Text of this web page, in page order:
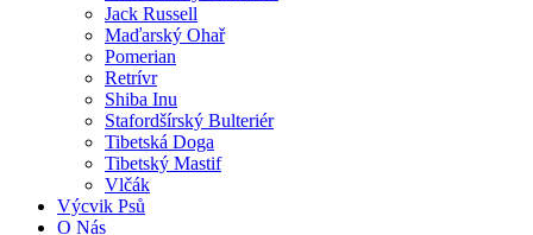
Jack Russell
Maďarský Ohař
Pomerian
Retrívr
Shiba Inu
Stafordšírský Bulteriér
Tibetská Doga
Tibetský Mastif
Vlčák
Výcvik Psů
O Nás